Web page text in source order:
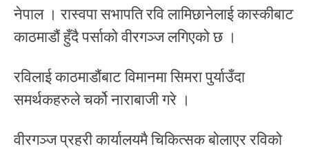
नेपाल । रास्वपा सभापति रवि लामिछानेलाई कास्कीबाट
काठमाडौं हुँदै पर्साको वीरगञ्ज लगिएको छ ।
रविलाई काठमाडौंबाट विमानमा सिमरा पुर्याउँदा
समर्थकहरुले चर्को नाराबाजी गरे ‌।
वीरगञ्ज प्रहरी कार्यालयमै चिकित्सक बोलाएर रविको